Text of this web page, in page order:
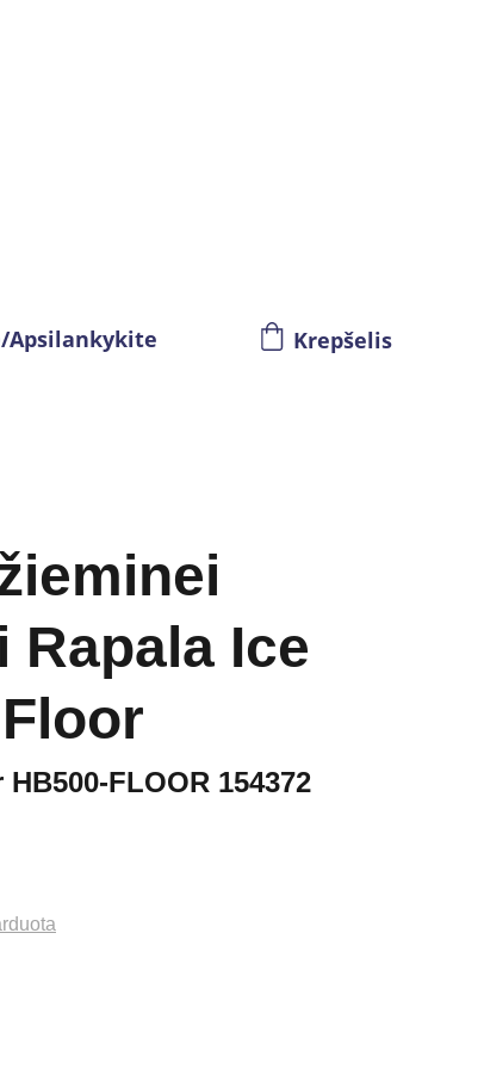
Apsilankykite Krepšelis
Rapala Ice
FLOOR 154372